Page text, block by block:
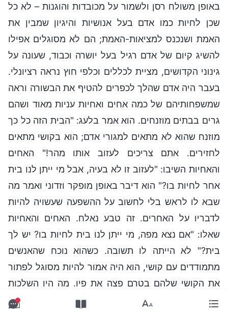
באופן משולח רסן ולשמור על מכובדות והוגנות – לא כל
שכן לחיות כמו אדם בעל אנושיות והיגיון שמבין את
האמת ושנכנס למציאות-האמת; הם לא מסוגלים אפילו
להשיג קיום של אדם רגיל בעל יושרה וכבוד, שעונה על
גינוני הקדושים, מציית לכללים וכלפי חוץ נראה רציונלי.
בעבר היה אדם שהלך לכפרים להטיף את הבשורה וראה
שמשפחותיהם של כמה אחים ואחיות עניות מאוד ושהם
גרים בבתים מוזנחים. הוא אמר בלעג: "הבית הזה כל כך
מוזנח שהוא לא מתאים למגורי אדם; הוא בקושי מתאים
לחזירים. אתם צריכים לעזוב אותו מהר!" האחים
והאחיות השיבו: "לעזוב זו לא בעיה, אבל מי ייתן לנו בית
אחר לחיות בו?" הוא דיבר באופן מופקר וזדוני ואמר מה
שבא לו לראש בלי לחשוב על ההשפעה שעשויה להיות
לדבריו על האחרים. זה טבע נאלח. האחים והאחיות
שאלו: "אם נצא מפה, מי ייתן לנו בית לחיות בו? יש לך
בית?" לא הייתה לו תשובה. כשהוא נוכח שהאנשים
מתמודדים עם קושי, הוא היה אמור להיות מסוגל לפתור
את הקושי שלהם בטרם פצה את פיו. מה היו השלכות
הדיבור המופקר שלו, כשלא היה בידו לפתור את הקושי